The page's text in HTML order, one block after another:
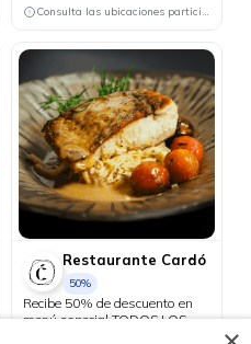
Consulta las ubicaciones participantes
Restaurante Cardó
50%
Recibe 50% de descuento en
menú especial TODOS LOS